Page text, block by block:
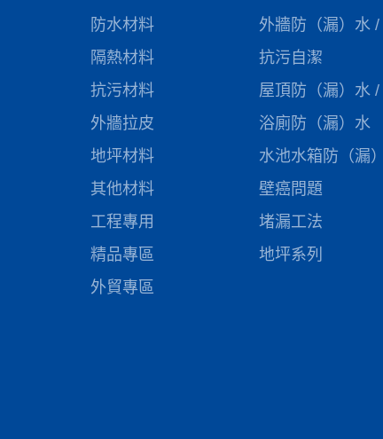
防水材料
隔熱材料
抗污材料
外牆拉皮
地坪材料
其他材料
工程專用
精品專區
外貿專區
外牆防（漏）水
抗污自潔
屋頂防（漏）水
浴廁防（漏）水
水池水箱防（漏
壁癌問題
堵漏工法
地坪系列